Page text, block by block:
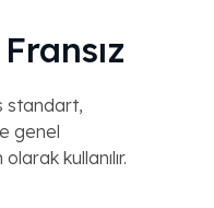
standart,
genel
kullanılır.